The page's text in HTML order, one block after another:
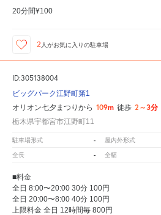
20分間¥100
2 人がお気に入りの駐車場
ID:305138004
ビッグパーク江野町第1
オリオン七夕まつりから 109m 徒歩 2～3分
栃木県宇都宮市江野町11
駐車場形式 - 屋内外形式
全長 - 全幅
■料金
全日 8:00〜20:00 30分 100円
全日 20:00〜8:00 40分 100円
上限料金 全日 12時間毎 800円